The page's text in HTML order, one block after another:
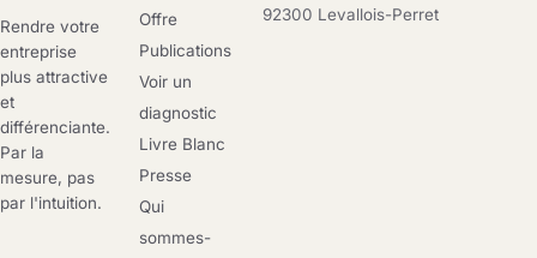
Rendre votre
entreprise
plus attractive
et
différenciante.
Par la
mesure, pas
par l'intuition.
Offre
Publications
Voir un
diagnostic
Livre Blanc
Presse
Qui
sommes-
92300 Levallois-Perret